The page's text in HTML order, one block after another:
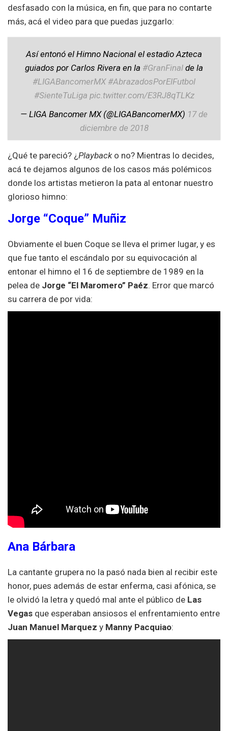
desfasado con la música, en fin, que para no contarte
más, acá el video para que puedas juzgarlo:
Así entonó el Himno Nacional el estadio Azteca
guiados por Carlos Rivera en la #GranFinal de la
#LIGABancomerMX #AbrazadosPorElFutbol
#SienteTuLiga pic.twitter.com/E3RJ8qTLKz
— LIGA Bancomer MX (@LIGABancomerMX) 17 de
diciembre de 2018
¿Qué te pareció? ¿ Playbacko no? Mientras lo decides,
acá te dejamos algunos de los casos más polémicos
donde los artistas metieron la pata al entonar nuestro
glorioso himno:
Jorge “Coque” Muñiz
Obviamente el buen Coque se lleva el primer lugar, y es
que fue tanto el escándalo por su equivocación al
entonar el himno el 16 de septiembre de 1989 en la
pelea de Jorge “El Maromero” Paéz. Error que marcó
su carrera de por vida:
Ana Bárbara
La cantante grupera no la pasó nada bien al recibir este
honor, pues además de estar enferma, casi afónica, se
le olvidó la letra y quedó mal ante el público de Las
Vegas que esperaban ansiosos el enfrentamiento entre
Juan Manuel Marquez y Manny Pacquiao: